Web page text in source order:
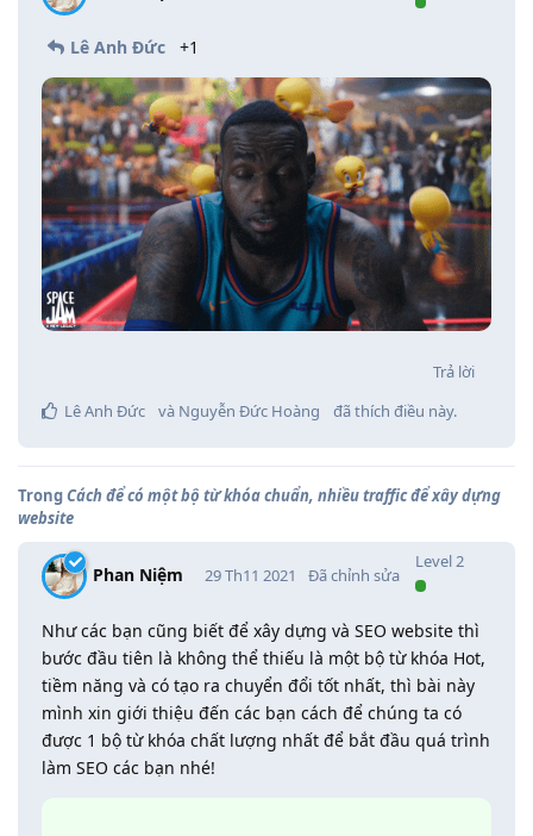
Lê Anh Đức +1
Trả lời
Lê Anh Đức
và Nguyễn Đức Hoàng đã thích điều này.
TrongCách để có một bộ từ khóa chuẩn, nhiều traffic để xây dựng
website
Phan Niệm
Level2
29 Th11 2021 Đã chỉnh sửa
Như các bạn cũng biết để xây dựng và SEO website thì
bước đầu tiên là không thể thiếu là một bộ từ khóa Hot,
tiềm năng và có tạo ra chuyển đổi tốt nhất, thì bài này
mình xin giới thiệu đến các bạn cách để chúng ta có
được 1 bộ từ khóa chất lượng nhất để bắt đầu quá trình
làm SEO các bạn nhé!